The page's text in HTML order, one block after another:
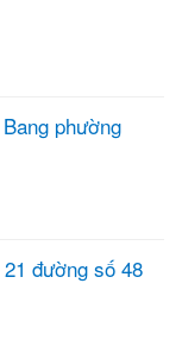
phường
đường số 48